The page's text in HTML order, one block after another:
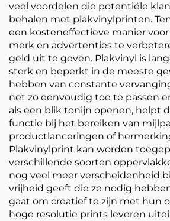
veel voordelen die potentiële
behalen met plakvinylprinten.
een kosteneffectieve manier
merk en advertenties te
geld uit te geven. Plakvinyl is
sterk en beperkt in de meeste
hebben van constante
net zo eenvoudig toe te passen
als een blik tonijn openen, helpt
functie bij het bereiken van
productlanceringen of
Plakvinylprint kan worden
verschillende soorten
nog veel meer verscheidenheid
vrijheid geeft die ze nodig
gaat om creatief te zijn met hun
hoge resolutie prints leveren